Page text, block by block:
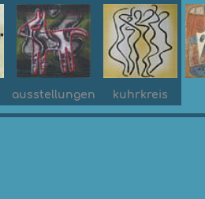
ausstellungen kuhrkreis